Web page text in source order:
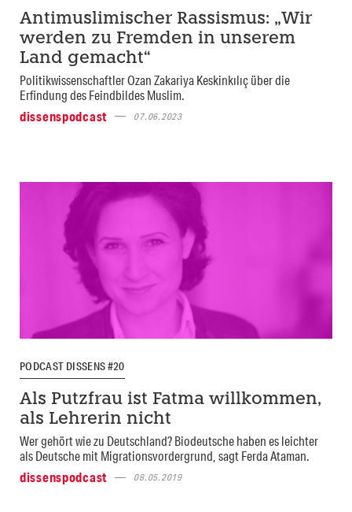
Antimuslimischer Rassismus: „Wir
werden zu Fremden in unserem
Land gemacht“
Politikwissenschaftler Ozan Zakariya Keskinkılıç über die
Erfindung des Feindbildes Muslim.
dissenspodcast
07.06.2023
PODCAST DISSENS #20
Als Putzfrau ist Fatma willkommen,
als Lehrerin nicht
Wer gehört wie zu Deutschland? Biodeutsche haben es leichter
als Deutsche mit Migrationsvordergrund, sagt Ferda Ataman.
dissenspodcast
08.05.2019